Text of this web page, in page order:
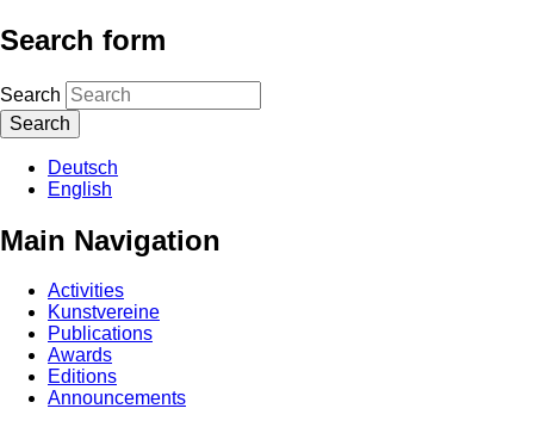
Search form
Search
Deutsch
English
Main Navigation
Activities
Kunstvereine
Publications
Awards
Editions
Announcements